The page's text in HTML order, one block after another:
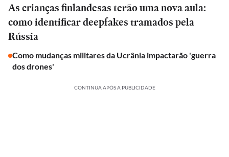
As crianças finlandesas terão uma nova aula:
como identificar deepfakes tramados pela
Rússia
Como mudanças militares da Ucrânia impactarão 'guerra
dos drones'
CONTINUA APÓS A PUBLICIDADE